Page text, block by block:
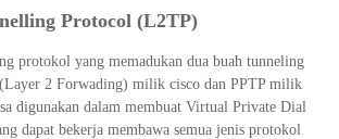
Protocol (L2TP)
protokol yang memadukan dua buah tunneling
2 Forwading) milik cisco dan PPTP milik
digunakan dalam membuat Virtual Private Dial
dapat bekerja membawa semua jenis protokol